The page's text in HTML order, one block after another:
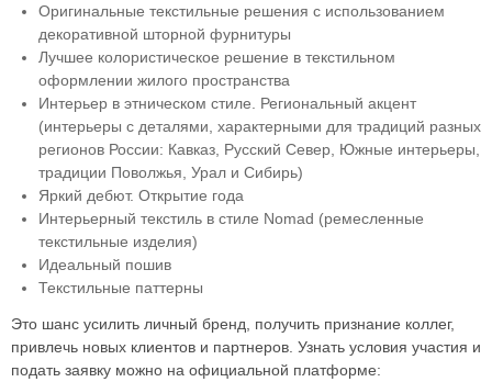
Оригинальные текстильные решения с использованием
декоративной шторной фурнитуры
Лучшее колористическое решение в текстильном
оформлении жилого пространства
Интерьер в этническом стиле. Региональный акцент
(интерьеры с деталями, характерными для традиций разных
регионов России: Кавказ, Русский Север, Южные интерьеры,
традиции Поволжья, Урал и Сибирь)
Яркий дебют. Открытие года
Интерьерный текстиль в стиле Nomad (ремесленные
текстильные изделия)
Идеальный пошив
Текстильные паттерны
Это шанс усилить личный бренд, получить признание коллег,
привлечь новых клиентов и партнеров. Узнать условия участия и
подать заявку можно на официальной платформе: